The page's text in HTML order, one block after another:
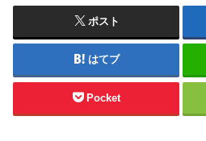
ポスト
はてブ
Pocket